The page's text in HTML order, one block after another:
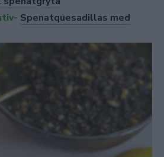
Spenatquesadillas med